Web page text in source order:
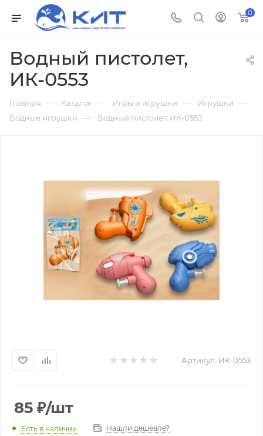
0
Водный пистолет,
ИК-0553
Главная — Каталог — Игры и игрушки — Игрушки —
Водные игрушки — Водный пистолет, ИК-0553
Артикул: ИК-0553
85 ₽/шт
Есть в наличии Нашли дешевле?